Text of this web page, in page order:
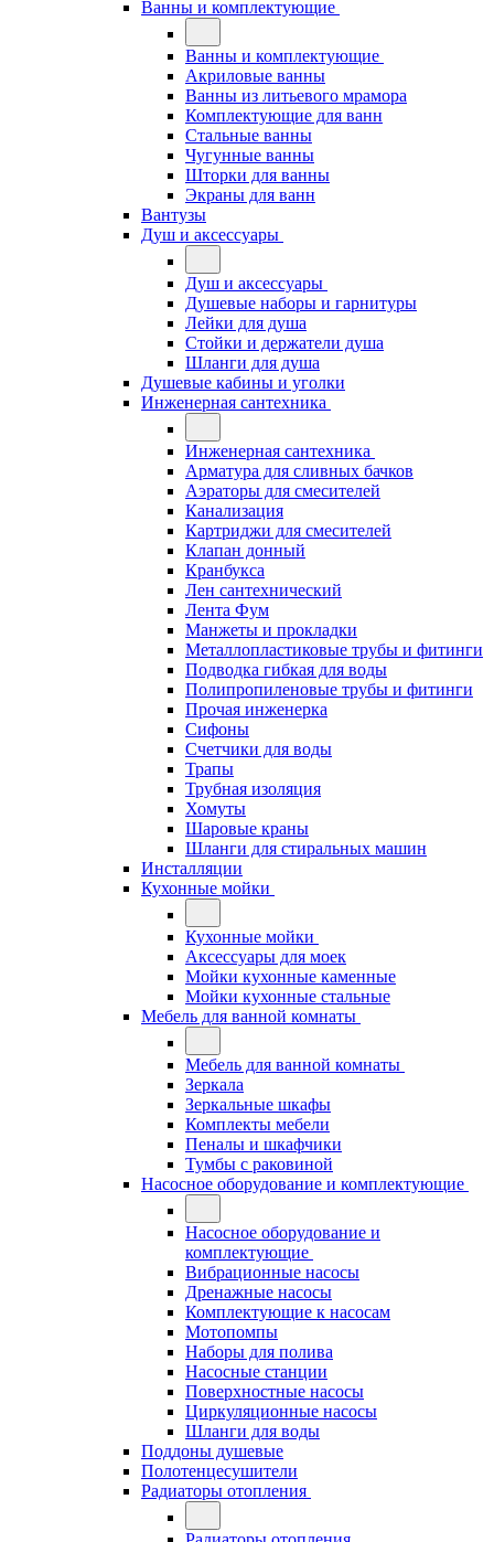
Ванны и комплектующие
Ванны и комплектующие
Акриловые ванны
Ванны из литьевого мрамора
Комплектующие для ванн
Стальные ванны
Чугунные ванны
Шторки для ванны
Экраны для ванн
Вантузы
Душ и аксессуары
Душ и аксессуары
Душевые наборы и гарнитуры
Лейки для душа
Стойки и держатели душа
Шланги для душа
Душевые кабины и уголки
Инженерная сантехника
Инженерная сантехника
Арматура для сливных бачков
Аэраторы для смесителей
Канализация
Картриджи для смесителей
Клапан донный
Кранбукса
Лен сантехнический
Лента Фум
Манжеты и прокладки
Металлопластиковые трубы и фитинги
Подводка гибкая для воды
Полипропиленовые трубы и фитинги
Прочая инженерка
Сифоны
Счетчики для воды
Трапы
Трубная изоляция
Хомуты
Шаровые краны
Шланги для стиральных машин
Инсталляции
Кухонные мойки
Кухонные мойки
Аксессуары для моек
Мойки кухонные каменные
Мойки кухонные стальные
Мебель для ванной комнаты
Мебель для ванной комнаты
Зеркала
Зеркальные шкафы
Комплекты мебели
Пеналы и шкафчики
Тумбы с раковиной
Насосное оборудование и комплектующие
Насосное оборудование и
комплектующие
Вибрационные насосы
Дренажные насосы
Комплектующие к насосам
Мотопомпы
Наборы для полива
Насосные станции
Поверхностные насосы
Циркуляционные насосы
Шланги для воды
Поддоны душевые
Полотенцесушители
Радиаторы отопления